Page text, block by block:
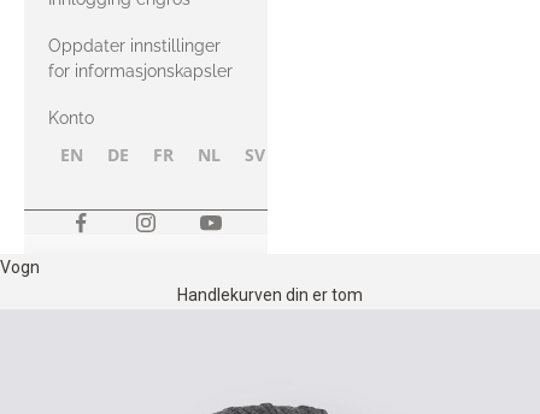
Oppdater innstillinger
for informasjonskapsler
Konto
EN DE FR NL SV
Vogn
Handlekurven din er tom